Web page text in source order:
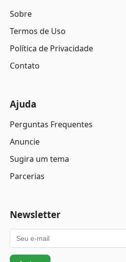
Sobre
Termos de Uso
Política de Privacidade
Contato
Ajuda
Perguntas Frequentes
Anuncie
Sugira um tema
Parcerias
Newsletter